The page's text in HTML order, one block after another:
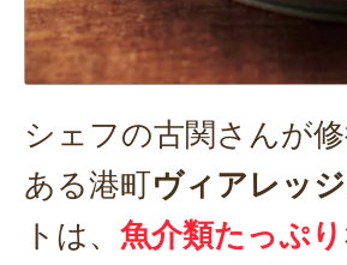
シェフの古関さんが
ある港町ヴィアレッジ
トは、 魚介類たっぷり